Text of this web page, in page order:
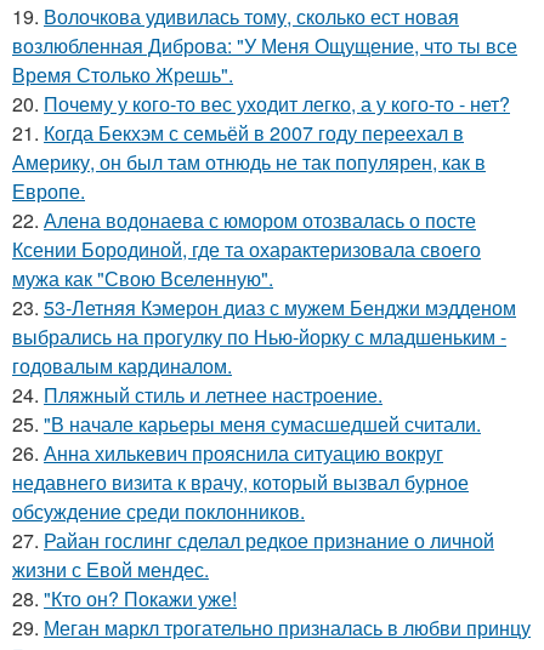
19. Волочкова удивилась тому, сколько ест новая
возлюбленная Диброва: "У Меня Ощущение, что ты все
Время Столько Жрешь".
20. Почему у кого-то вес уходит легко, а у кого-то - нет?
21. Когда Бекхэм с семьёй в 2007 году переехал в
Америку, он был там отнюдь не так популярен, как в
Европе.
22. Алена водонаева с юмором отозвалась о посте
Ксении Бородиной, где та охарактеризовала своего
мужа как "Свою Вселенную".
23. 53-Летняя Кэмерон диаз с мужем Бенджи мэдденом
выбрались на прогулку по Нью-йорку с младшеньким -
годовалым кардиналом.
24. Пляжный стиль и летнее настроение.
25. "В начале карьеры меня сумасшедшей считали.
26. Анна хилькевич прояснила ситуацию вокруг
недавнего визита к врачу, который вызвал бурное
обсуждение среди поклонников.
27. Райан гослинг сделал редкое признание о личной
жизни с Евой мендес.
28. "Кто он? Покажи уже!
29. Меган маркл трогательно призналась в любви принцу